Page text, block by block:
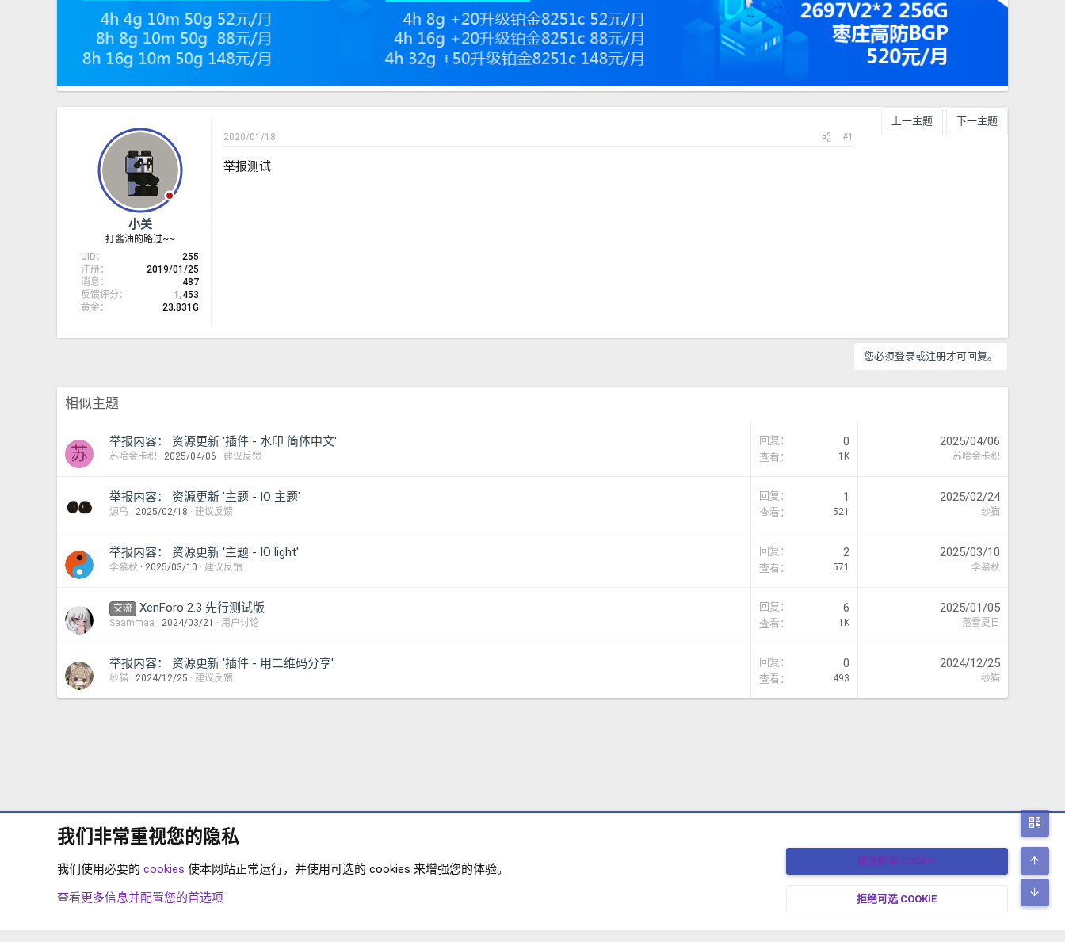
上一主题 下一主题
小关
打酱油的路过~~
UID
255
注册
2019/01/25
消息
487
反馈评分
1,453
黄金
23,831G
2020/01/18 #1
举报测试
您必须登录或注册才可回复。
相似主题
苏
举报内容： 资源更新 '插件 - 水印 简体中文'
苏哈金卡积 2025/04/06 建议反馈
回复 0
查看 1K
2025/04/06
苏哈金卡积
举报内容： 资源更新 '主题 - IO 主题'
源鸟 2025/02/18 建议反馈
回复 1
查看 521
2025/02/24
纱猫
举报内容： 资源更新 '主题 - IO light'
李慕秋 2025/03/10 建议反馈
回复 2
查看 571
2025/03/10
李慕秋
交流 XenForo 2.3 先行测试版
Saammaa 2024/03/21 用户讨论
回复 6
查看 1K
2025/01/05
落雪夏日
举报内容： 资源更新 '插件 - 用二维码分享'
纱猫 2024/12/25 建议反馈
回复 0
查看 493
2024/12/25
纱猫
我们非常重视您的隐私
我们使用必要的 cookies 使本网站正常运行，并使用可选的 cookies 来增强您的体验。
查看更多信息并配置您的首选项
接受所有 COOKIE
拒绝可选 COOKIE